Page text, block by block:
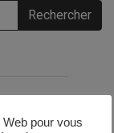
de vos déchets
pour vous